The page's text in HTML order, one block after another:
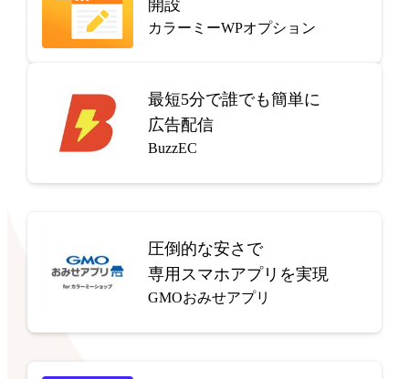
開設
カラーミーWPオプション
最短5分で誰でも簡単に
広告配信
BuzzEC
圧倒的な安さで
専用スマホアプリを実現
GMOおみせアプリ